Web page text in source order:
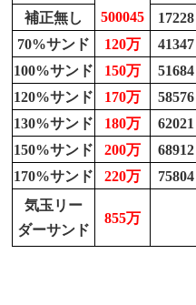
補正無し
500045 17228
70%サンド
120万 41347
100%サンド
150万 51684
120%サンド
170万 58576
130%サンド
180万 62021
150%サンド
200万 68912
170%サンド
220万 75804
気玉リー
ダーサンド
855万